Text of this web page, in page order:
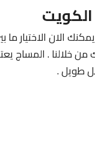
الان الاختيار
خلالنا . المساج
طويل .